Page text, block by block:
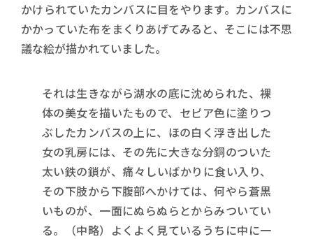
かけられていたカンバスに目をやります。カンバスに
かかっていた布をまくりあげてみると、そこには不思
議な絵が描かれていました。
それは生きながら湖水の底に沈められた、裸
体の美女を描いたもので、セピア色に塗りつ
ぶしたカンバスの上に、ほの白く浮き出した
女の乳房には、その先に大きな分銅のついた
太い鉄の鎖が、痛々しいばかりに食い入り、
その下肢から下腹部へかけては、何やら蒼黒
いものが、一面にぬらぬらとからみついてい
る。（中略）よくよく見ているうちに中に一